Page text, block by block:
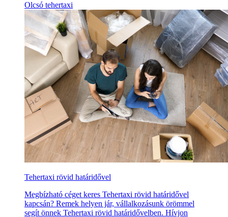
Olcsó tehertaxi
Tehertaxi rövid határidővel
Megbízható céget keres Tehertaxi rövid határidővel
kapcsán? Remek helyen jár, vállalkozásunk örömmel
segít önnek Tehertaxi rövid határidővelben. Hívjon